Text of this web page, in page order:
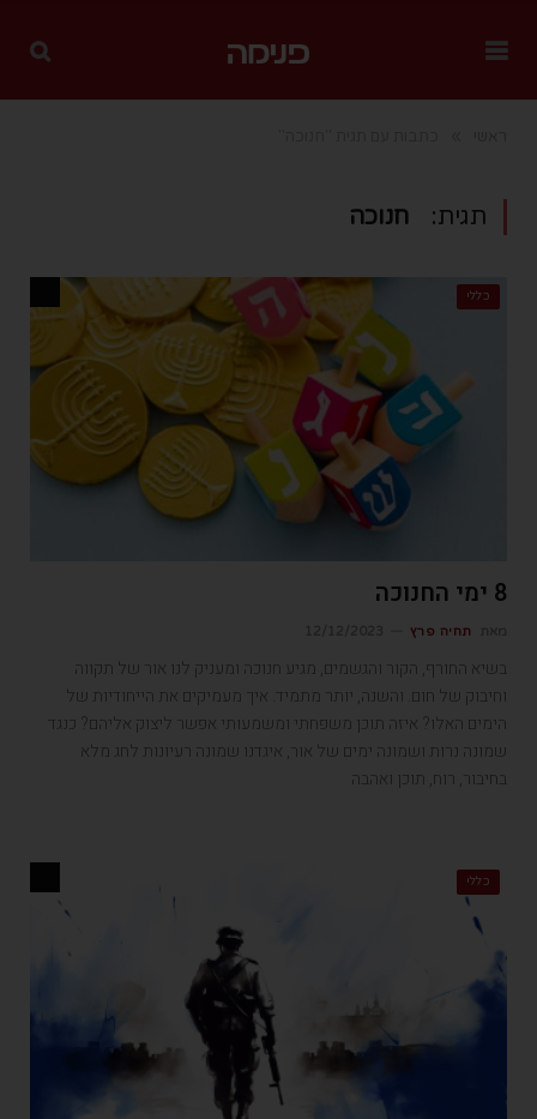
תגית: חנוכה
כללי
8 ימי החנוכה
תחיה פרץ
בשיא החורף, הקור והגשמים, מגיע חנוכה ומעניק לנו אור של תקווה
וחיבוק של חום. והשנה, יותר מתמיד. איך מעמיקים את הייחודיות של
הימים האלו? איזה תוכן משפחתי ומשמעותי אפשר ליצוק אליהם? כנגד
שמונה נרות ושמונה ימים של אור, איגדנו שמונה רעיונות לחג מלא
בחיבור, רוח, תוכן ואהבה
כללי